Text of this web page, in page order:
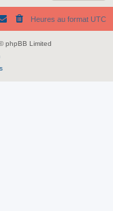
Heures au format UTC
phpBB Limited